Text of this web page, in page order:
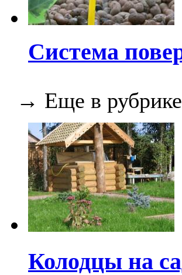
Система
→ Еще в
Колодцы на